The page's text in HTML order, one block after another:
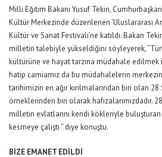
Milli Eğitim Bakanı Yusuf Tekin,
Kültür Merkezinde düzenlenen ‘Uluslararası
Kültür ve Sanat Festivali’ne katıldı. Bakan
milletin talebiyle yükseldiğini söyleyerek,
kültürüne ve hayat tarzına müdahale
hatip camiamız da bu müdahalelerin
tarihimizin en ağır kırılmalarından biri olan 28
örneklerinden biri olarak hafızalarımızdadır.
milletin evlatlarını kendi kökleriyle
kesmeye çalıştı ” diye konuştu.
BİZE EMANET EDİLDİ